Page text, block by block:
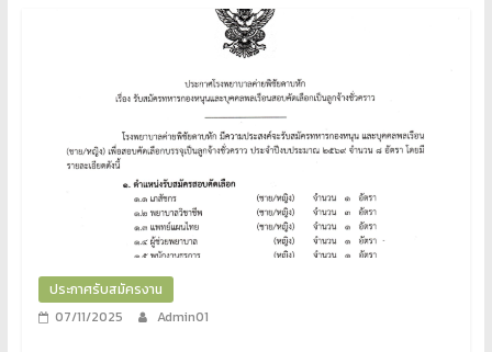
ประกาศรับสมัครงาน
07/11/2025
Admin01